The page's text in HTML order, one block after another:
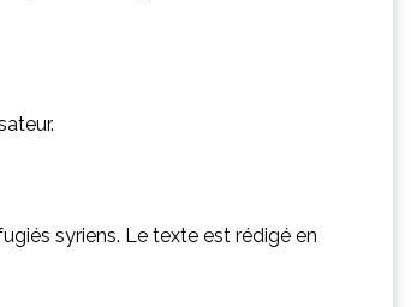
syriens. Le texte est rédigé en